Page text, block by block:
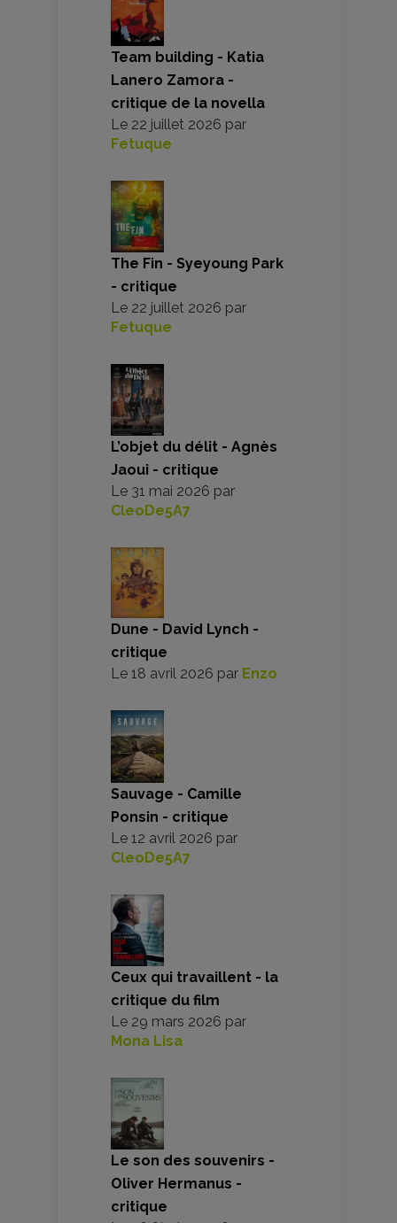
Team building - Katia
Lanero Zamora -
critique de la novella
Le 22 juillet 2026 par
Fetuque
The Fin - Syeyoung Park
- critique
Le 22 juillet 2026 par
Fetuque
L’objet du délit - Agnès
Jaoui - critique
Le 31 mai 2026 par
CleoDe5A7
Dune - David Lynch -
critique
Le 18 avril 2026 par Enzo
Sauvage - Camille
Ponsin - critique
Le 12 avril 2026 par
CleoDe5A7
Ceux qui travaillent - la
critique du film
Le 29 mars 2026 par
Mona Lisa
Le son des souvenirs -
Oliver Hermanus -
critique